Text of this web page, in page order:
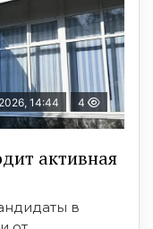
14:44 4
активная
в